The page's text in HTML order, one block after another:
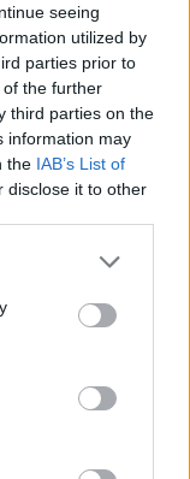
seeing
utilized by
parties prior to
the further
third parties on the
information may
the IAB’s List of
disclose it to other
or more Google
You may click to
party tags to
in below Google